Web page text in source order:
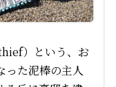
）という、お
った泥棒の主人